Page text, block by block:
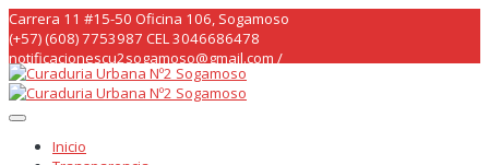
Skip
to
content
Carrera 11 #15-50 Oficina 106, Sogamoso
(+57) (608) 7753987 CEL 3046686478
notificacionescu2sogamoso@gmail.com /
curaduria2sogamoso@gmail.com /
Inicio